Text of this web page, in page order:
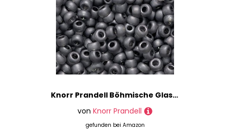
Werkzeuge & Helfer
Knorr Prandell Böhmische Glasperlen Rocailles 2,5 mm, Grau, 1 Stück, grau
von Knorr Prandell
gefunden bei Amazon